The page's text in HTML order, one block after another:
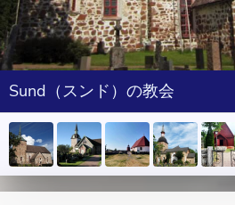
Sund（スンド）の教会